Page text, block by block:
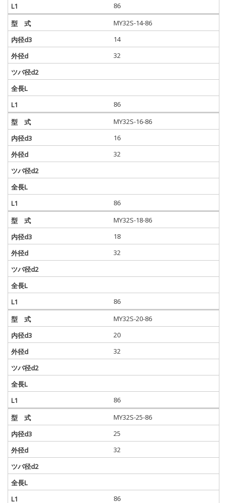
86
MY32S-14-86
14
32
86
MY32S-16-86
16
32
86
MY32S-18-86
18
32
86
MY32S-20-86
20
32
86
MY32S-25-86
25
32
86